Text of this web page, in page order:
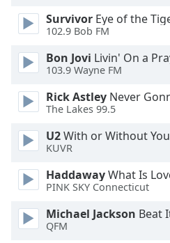
Style
Font
Family
Reset
Done
Close
Survivor Eye of the
102.9 Bob FM
Bon Jovi Livin' On a
103.9 Wayne FM
Rick Astley Never
The Lakes 99.5
U2With or Without You
KUVR
HaddawayWhat Is
PINK SKY Connecticut
Michael Jackson Beat
QFM